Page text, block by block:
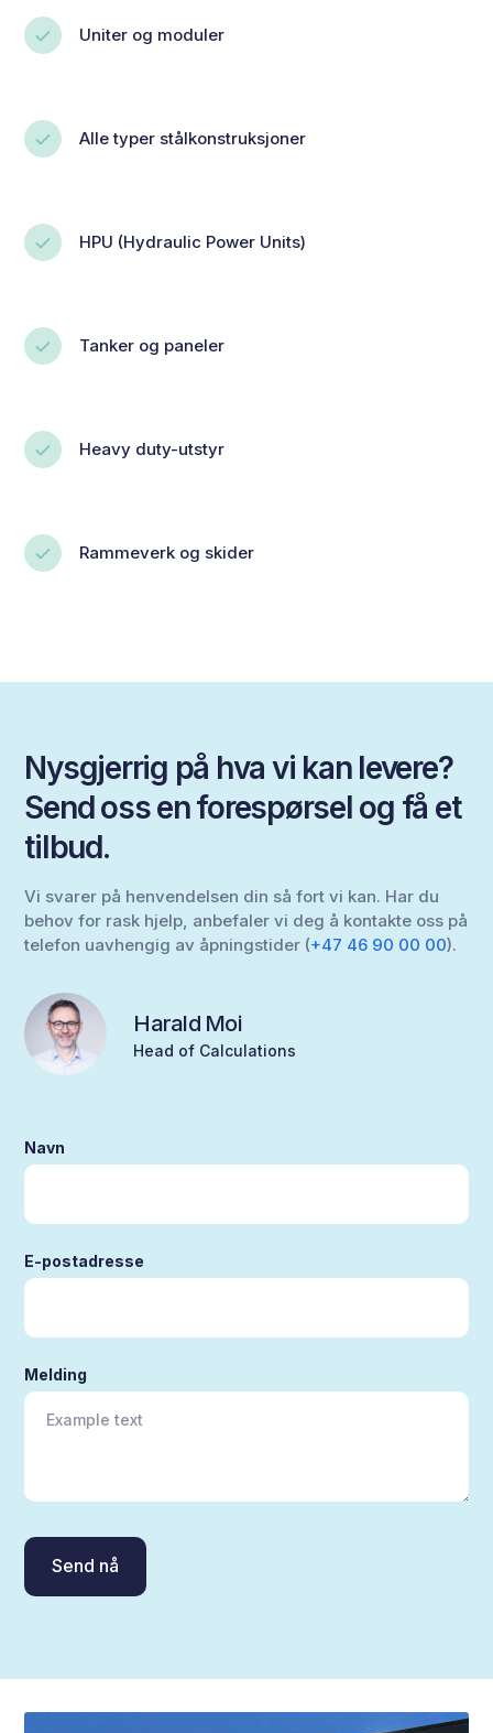
Uniter og moduler
Alle typer stålkonstruksjoner
HPU (Hydraulic Power Units)
Tanker og paneler
Heavy duty-utstyr
Rammeverk og skider
Nysgjerrig på hva vi kan levere?
Send oss en forespørsel og få et
tilbud.
Vi svarer på henvendelsen din så fort vi kan. Har du
behov for rask hjelp, anbefaler vi deg å kontakte oss på
telefon uavhengig av åpningstider (+47 46 90 00 00).
Harald Moi
Head of Calculations
Navn
E-postadresse
Melding